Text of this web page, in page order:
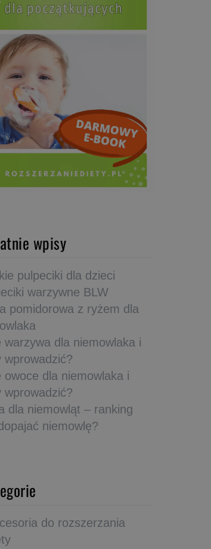
wpisy
pulpeciki dla dzieci
warzywne BLW
pomidorowa z ryżem dla
warzywa dla niemowlaka i
wprowadzić?
owoce dla niemowlaka i
wprowadzić?
dla niemowląt – ranking
niemowlę?
do rozszerzania